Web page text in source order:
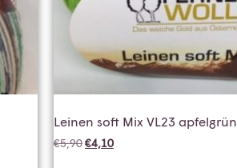
Leinen soft Mix VL23 apfelgrün
€5,90€4,10